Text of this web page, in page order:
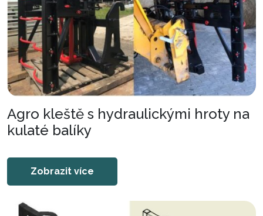
Agro kleště s hydraulickými hroty na
kulaté balíky
Zobrazit více